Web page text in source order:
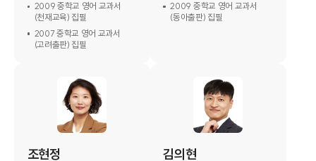
2009 중학교 영어 교과서
(천재교육) 집필
2007 중학교 영어 교과서
(고려출판) 집필
2009 중학교 영어 교과서
(동아출판) 집필
조현정 김의현